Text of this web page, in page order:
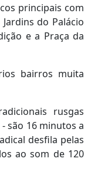
principais com
do Palácio
e a Praça da
bairros muita
rusgas
são 16 minutos a
desfila pelas
ao som de 120